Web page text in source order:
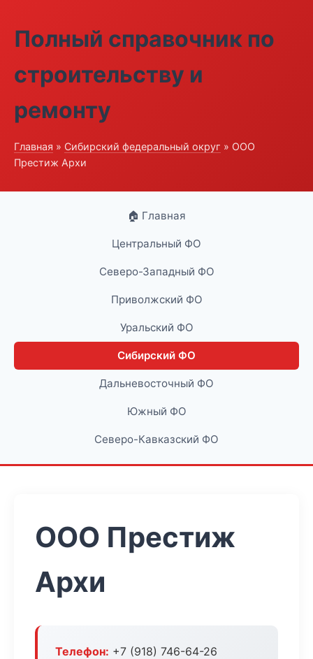
Полный справочник по
строительству и
ремонту
Главная » Сибирский федеральный округ » ООО
Престиж Архи
🏠 Главная
Центральный ФО
Северо-Западный ФО
Приволжский ФО
Уральский ФО
Сибирский ФО
Дальневосточный ФО
Южный ФО
Северо-Кавказский ФО
ООО Престиж
Архи
Телефон: +7 (918) 746-64-26